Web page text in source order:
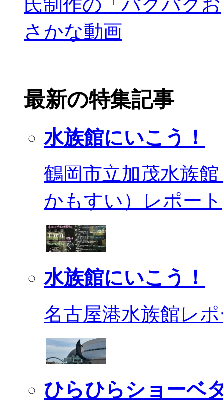
最新の特集記事
水族館にいこう！
鶴岡市立加茂水族
かもすい）レポート
水族館にいこう！
名古屋港水族館レ
ひらひらショーベ